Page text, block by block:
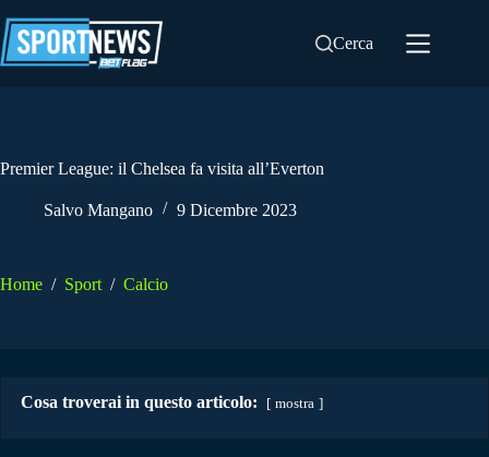
al
contenuto
Cerca
Premier League: il Chelsea fa visita all’Everton
Salvo Mangano 9 Dicembre 2023
Home / Sport / Calcio
Cosa troverai in questo articolo: mostra